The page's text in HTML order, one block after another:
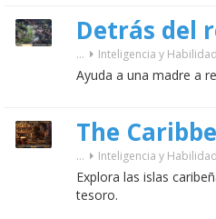
Detrás del
... Inteligencia y Habilidad
Ayuda a una madre a
The
... Inteligencia y Habilidad
Explora las islas
tesoro.